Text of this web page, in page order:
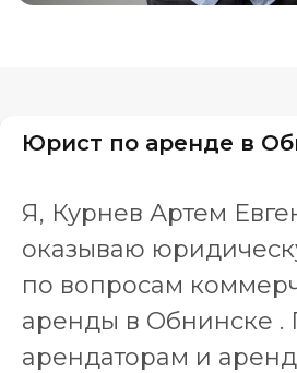
Юрист по аренде в
Я, Курнев Артем
оказываю
по вопросам
аренды в Обнинске .
арендаторам и